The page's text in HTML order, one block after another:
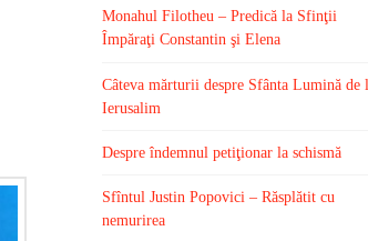
Monahul Filotheu – Predică la Sfinţii
Împăraţi Constantin şi Elena
Câteva mărturii despre Sfânta Lumină de
Ierusalim
Despre îndemnul petiţionar la schismă
Sfîntul Justin Popovici – Răsplătit cu
nemurirea